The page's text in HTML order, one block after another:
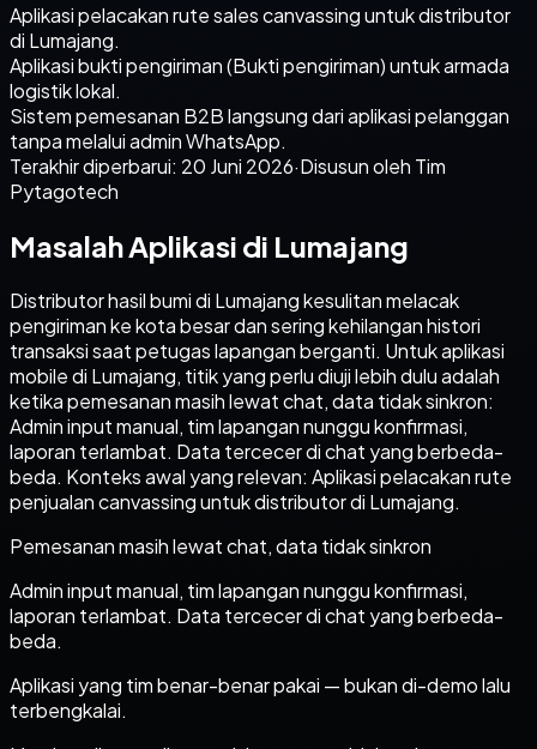
Aplikasi pelacakan rute sales canvassing untuk distributor
di Lumajang.
Aplikasi bukti pengiriman (Bukti pengiriman) untuk armada
logistik lokal.
Sistem pemesanan B2B langsung dari aplikasi pelanggan
tanpa melalui admin WhatsApp.
Terakhir diperbarui: 20 Juni 2026·Disusun oleh Tim
Pytagotech
Masalah Aplikasi di Lumajang
Distributor hasil bumi di Lumajang kesulitan melacak
pengiriman ke kota besar dan sering kehilangan histori
transaksi saat petugas lapangan berganti. Untuk aplikasi
mobile di Lumajang, titik yang perlu diuji lebih dulu adalah
ketika pemesanan masih lewat chat, data tidak sinkron:
Admin input manual, tim lapangan nunggu konfirmasi,
laporan terlambat. Data tercecer di chat yang berbeda-
beda. Konteks awal yang relevan: Aplikasi pelacakan rute
penjualan canvassing untuk distributor di Lumajang.
Pemesanan masih lewat chat, data tidak sinkron
Admin input manual, tim lapangan nunggu konfirmasi,
laporan terlambat. Data tercecer di chat yang berbeda-
beda.
Aplikasi yang tim benar-benar pakai — bukan di-demo lalu
terbengkalai.